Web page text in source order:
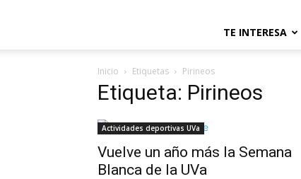
TE INTERESA
Inicio Etiquetas Pirineos
Etiqueta: Pirineos
Actividades deportivas UVa
Vuelve un año más la Semana
Blanca de la UVa